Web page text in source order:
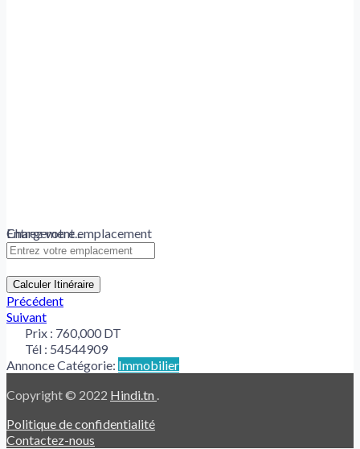
Chargement...
Entrez votre emplacement
Calculer Itinéraire
Précédent
Suivant
Prix : 760,000 DT
Tél : 54544909
Annonce Catégorie: Immobilier
Copyright © 2022 Hindi.tn .
Politique de confidentialité
Contactez-nous